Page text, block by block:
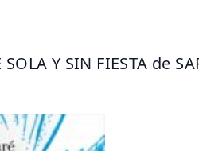
SOLA Y SIN FIESTA de